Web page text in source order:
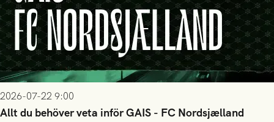
2026-07-22 9:00
Allt du behöver veta inför GAIS - FC Nordsjælland